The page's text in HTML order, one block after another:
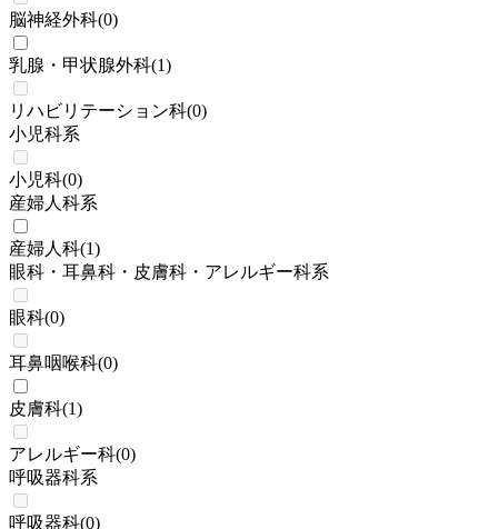
脳神経外科(0)
乳腺・甲状腺外科(1)
リハビリテーション科(0)
小児科系
小児科(0)
産婦人科系
産婦人科(1)
眼科・耳鼻科・皮膚科・アレルギー科系
眼科(0)
耳鼻咽喉科(0)
皮膚科(1)
アレルギー科(0)
呼吸器科系
呼吸器科(0)